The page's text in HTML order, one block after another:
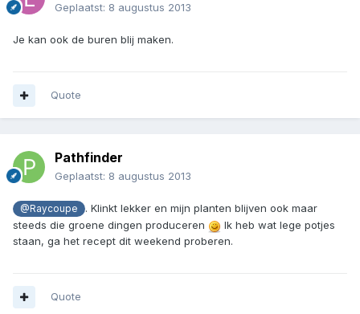
Geplaatst: 8 augustus 2013
Je kan ook de buren blij maken.
Quote
Pathfinder
Geplaatst: 8 augustus 2013
@Raycoupe
. Klinkt lekker en mijn planten blijven ook maar
steeds die groene dingen produceren
Ik heb wat lege potjes
staan, ga het recept dit weekend proberen.
Quote